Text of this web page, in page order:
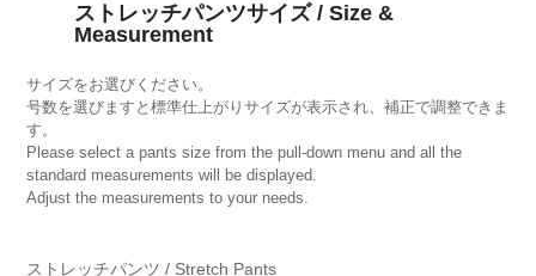
ストレッチパンツサイズ / Size &
Measurement
サイズをお選びください。
号数を選びますと標準仕上がりサイズが表示され、補正で調整できま
す。
Please select a pants size from the pull-down menu and all the
standard measurements will be displayed.
Adjust the measurements to your needs.
ストレッチパンツ / Stretch Pants